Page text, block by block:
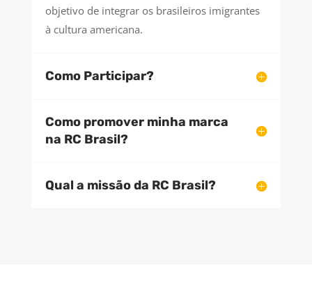
objetivo de integrar os brasileiros imigrantes
à cultura americana.
Como Participar?
Como promover minha marca
na RC Brasil?
Qual a missão da RC Brasil?